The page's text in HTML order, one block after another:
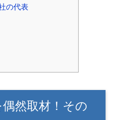
の代表
然取材！その